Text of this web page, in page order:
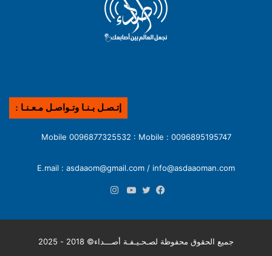
إتـصـل بـنـا وتـواصـل مـعـنـا :
0096895195747 : Mobile 0096877325532 : Mobile
E.mail : asdaaom@gmail.com / info@asdaaoman.com
جميع الحقوق محفوظة لصـحـيـفـة أصـــداء© 2018 - 2025